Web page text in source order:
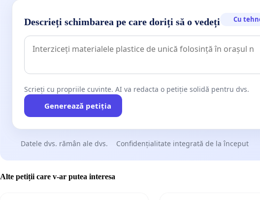
Descrieți schimbarea pe care doriți să o vedeți Cu
Scrieți cu propriile cuvinte. AI va redacta o petiție solidă pentru dvs.
Generează petiția
Datele dvs. rămân ale dvs. Confidențialitate integrată de la început
Alte petiții care v-ar putea interesa